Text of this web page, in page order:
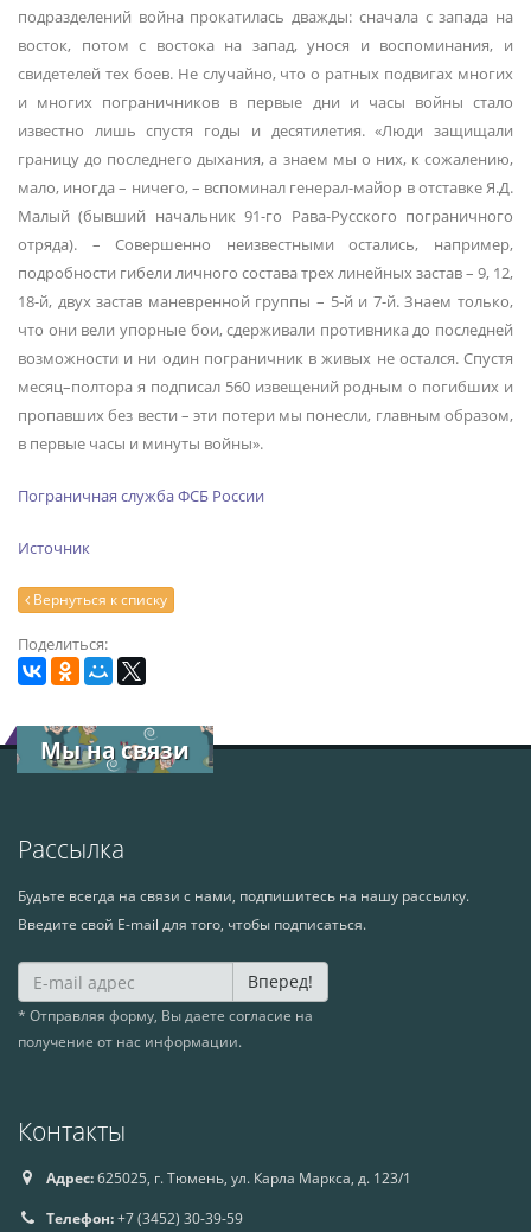
подразделений война прокатилась дважды: сначала с запада на
восток, потом с востока на запад, унося и воспоминания, и
свидетелей тех боев. Не случайно, что о ратных подвигах многих
и многих пограничников в первые дни и часы войны стало
известно лишь спустя годы и десятилетия. «Люди защищали
границу до последнего дыхания, а знаем мы о них, к сожалению,
мало, иногда – ничего, – вспоминал генерал-майор в отставке Я.Д.
Малый (бывший начальник 91-го Рава-Русского пограничного
отряда). – Совершенно неизвестными остались, например,
подробности гибели личного состава трех линейных застав – 9, 12,
18-й, двух застав маневренной группы – 5-й и 7-й. Знаем только,
что они вели упорные бои, сдерживали противника до последней
возможности и ни один пограничник в живых не остался. Спустя
месяц–полтора я подписал 560 извещений родным о погибших и
пропавших без вести – эти потери мы понесли, главным образом,
в первые часы и минуты войны».
Пограничная служба ФСБ России
Источник
Вернуться к списку
Поделиться:
Мы на связи
Рассылка
Будьте всегда на связи с нами, подпишитесь на нашу рассылку.
Введите свой E-mail для того, чтобы подписаться.
Вперед!
* Отправляя форму, Вы даете согласие на
получение от нас информации.
Контакты
Адрес:625025, г. Тюмень, ул. Карла Маркса, д. 123/1
Телефон:+7 (3452) 30-39-59